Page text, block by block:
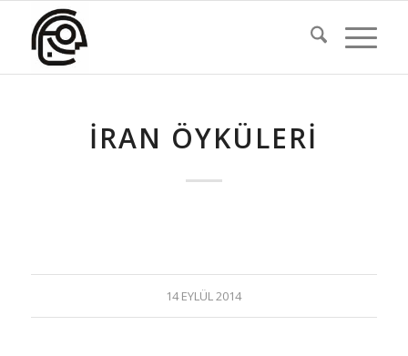
İRAN ÖYKÜLERI
14 EYLÜL 2014